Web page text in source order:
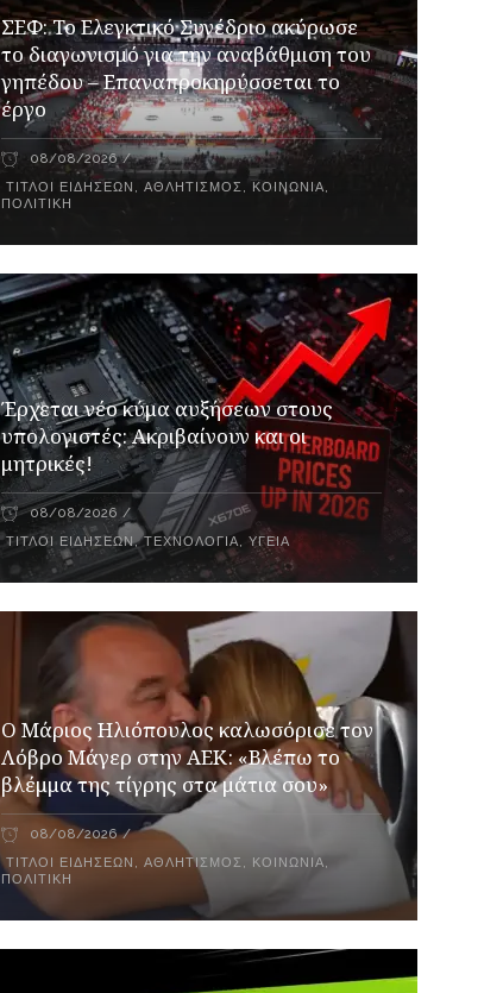
ΣΕΦ: Το Ελεγκτικό Συνέδριο ακύρωσε
το διαγωνισμό για την αναβάθμιση του
γηπέδου – Επαναπροκηρύσσεται το
έργο
08/08/2026
ΤΊΤΛΟΙ ΕΙΔΉΣΕΩΝ ,ΑΘΛΗΤΙΣΜΌΣ, ΚΟΙΝΩΝΊΑ,
ΠΟΛΙΤΙΚΉ
Έρχεται νέο κύμα αυξήσεων στους
υπολογιστές: Ακριβαίνουν και οι
μητρικές!
08/08/2026
ΤΊΤΛΟΙ ΕΙΔΉΣΕΩΝ,ΤΕΧΝΟΛΟΓΊΑ,ΥΓΕΊΑ
Ο Μάριος Ηλιόπουλος καλωσόρισε τον
Λόβρο Μάγερ στην ΑΕΚ: «Βλέπω το
βλέμμα της τίγρης στα μάτια σου»
08/08/2026
ΤΊΤΛΟΙ ΕΙΔΉΣΕΩΝ ,ΑΘΛΗΤΙΣΜΌΣ , ΚΟΙΝΩΝΊΑ,
ΠΟΛΙΤΙΚΉ